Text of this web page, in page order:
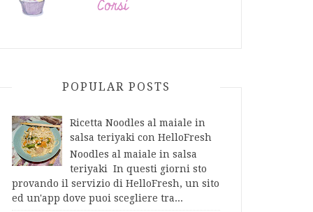
POPULAR POSTS
Ricetta Noodles al maiale in
salsa teriyaki con HelloFresh
Noodles al maiale in salsa
teriyaki In questi giorni sto
provando il servizio di HelloFresh, un sito
ed un'app dove puoi scegliere tra...